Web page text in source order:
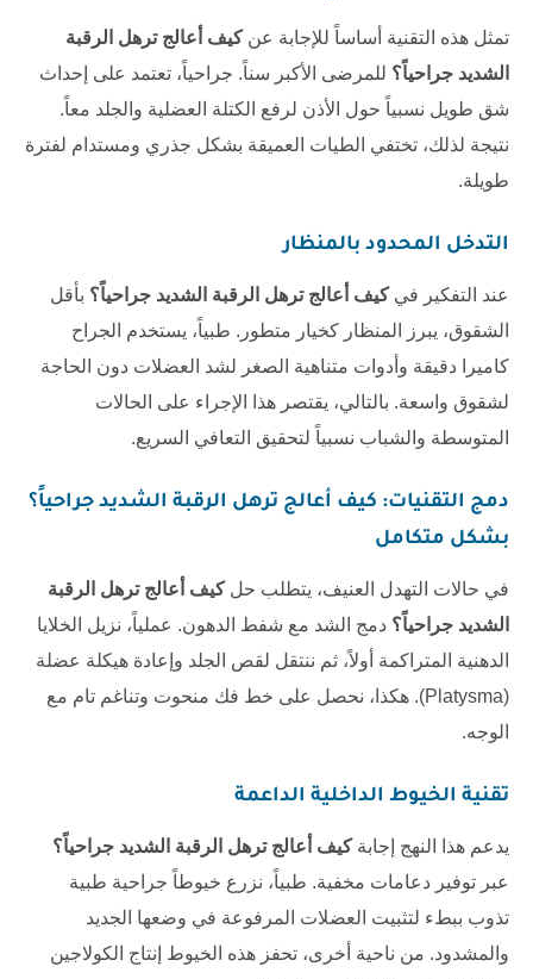
تمثل هذه التقنية أساساً للإجابة عنكيف أعالج ترهل الرقبة
الشديد جراحياً؟ للمرضى الأكبر سناً. جراحياً، تعتمد على إحداث
شق طويل نسبياً حول الأذن لرفع الكتلة العضلية والجلد معاً.
نتيجة لذلك، تختفي الطيات العميقة بشكل جذري ومستدام لفترة
طويلة.
التدخل المحدود بالمنظار
عند التفكير فيكيف أعالج ترهل الرقبة الشديد جراحياً؟ بأقل
الشقوق، يبرز المنظار كخيار متطور. طبياً، يستخدم الجراح
كاميرا دقيقة وأدوات متناهية الصغر لشد العضلات دون الحاجة
لشقوق واسعة. بالتالي، يقتصر هذا الإجراء على الحالات
المتوسطة والشباب نسبياً لتحقيق التعافي السريع.
دمج التقنيات: كيف أعالج ترهل الرقبة الشديد جراحياً؟
بشكل متكامل
في حالات التهدل العنيف، يتطلب حلكيف أعالج ترهل الرقبة
الشديد جراحياً؟ دمج الشد مع شفط الدهون. عملياً، نزيل الخلايا
الدهنية المتراكمة أولاً، ثم ننتقل لقص الجلد وإعادة هيكلة عضلة
(Platysma). هكذا، نحصل على خط فك منحوت وتناغم تام مع
الوجه.
تقنية الخيوط الداخلية الداعمة
يدعم هذا النهج إجابةكيف أعالج ترهل الرقبة الشديد جراحياً؟
عبر توفير دعامات مخفية. طبياً، نزرع خيوطاً جراحية طبية
تذوب ببطء لتثبيت العضلات المرفوعة في وضعها الجديد
والمشدود. من ناحية أخرى، تحفز هذه الخيوط إنتاج الكولاجين